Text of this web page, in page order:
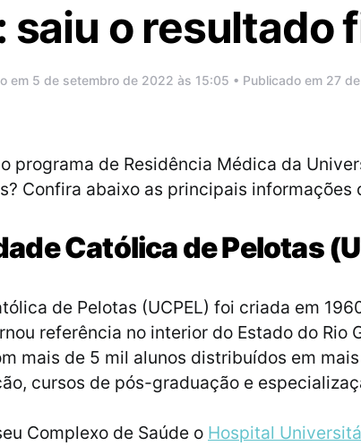
saiu o resultado
em 5 de setembro de 2022 às 15:05 • Publicado em 27
programa de Residência Médica da
Confira abaixo as principais informações
Católica de Pelotas
de Pelotas (UCPEL) foi criada em
referência no interior do Estado do Rio
mais de 5 mil alunos distribuídos em
cursos de pós-graduação e
Complexo de Saúde o Hospital